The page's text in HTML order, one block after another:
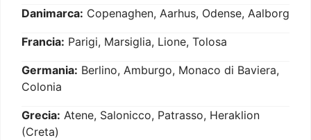
Danimarca: Copenaghen, Aarhus, Odense, Aalborg
Francia: Parigi, Marsiglia, Lione, Tolosa
Germania: Berlino, Amburgo, Monaco di Baviera,
Colonia
Grecia: Atene, Salonicco, Patrasso, Heraklion
(Creta)